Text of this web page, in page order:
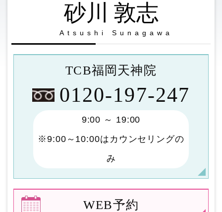
砂川 敦志
Atsushi Sunagawa
TCB福岡天神院
0120-197-247
9:00 ～ 19:00
※9:00～10:00はカウンセリングの
み
WEB予約